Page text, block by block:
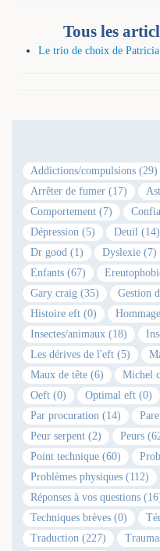
Tous les
Le trio de choix de
Addictions/compulsions (29)
Arrêter de fumer (17)
Comportement (7)
Dépression (5)
Deuil (14)
Dr good (1)
Dyslexie (7)
Enfants (67)
Gary craig (35)
Gestion
Histoire eft (0)
Insectes/animaux (18)
Les dérives de l'eft (5)
Maux de tête (6)
Michel
Oeft (0)
Optimal eft (0)
Par procuration (14)
Peur serpent (2)
Peurs
Point technique (60)
Problèmes physiques (112)
Réponses à vos questions
Techniques brèves (0)
Traduction (227)